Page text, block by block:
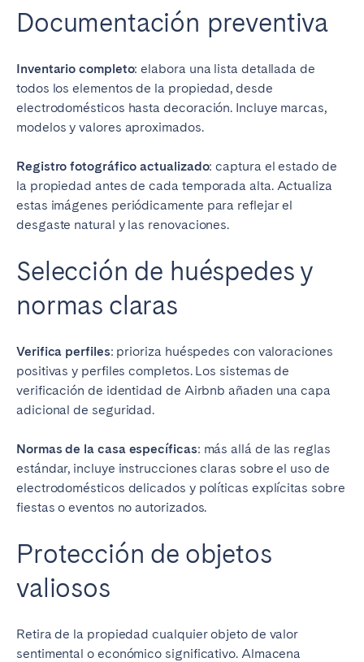
Documentación preventiva
Inventario completo: elabora una lista detallada de
todos los elementos de la propiedad, desde
electrodomésticos hasta decoración. Incluye marcas,
modelos y valores aproximados.
Registro fotográfico actualizado: captura el estado de
la propiedad antes de cada temporada alta. Actualiza
estas imágenes periódicamente para reflejar el
desgaste natural y las renovaciones.
Selección de huéspedes y
normas claras
Verifica perfiles: prioriza huéspedes con valoraciones
positivas y perfiles completos. Los sistemas de
verificación de identidad de Airbnb añaden una capa
adicional de seguridad.
Normas de la casa específicas: más allá de las reglas
estándar, incluye instrucciones claras sobre el uso de
electrodomésticos delicados y políticas explícitas sobre
fiestas o eventos no autorizados.
Protección de objetos
valiosos
Retira de la propiedad cualquier objeto de valor
sentimental o económico significativo. Almacena